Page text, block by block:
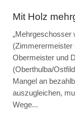
Mit Holz
„Mehrgeschosser
(Zimmerermeister
Obermeister und
(Oberthulba/
Mangel an
auszugleichen,
Wege...